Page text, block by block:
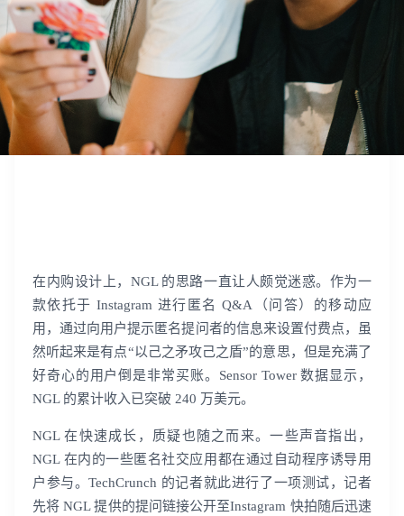
在内购设计上，NGL 的思路一直让人颇觉迷惑。作为一
款依托于 Instagram 进行匿名 Q&A（问答）的移动应
用，通过向用户提示匿名提问者的信息来设置付费点，虽
然听起来是有点“以己之矛攻己之盾”的意思，但是充满了
好奇心的用户倒是非常买账。Sensor Tower 数据显示，
NGL 的累计收入已突破 240 万美元。
NGL 在快速成长，质疑也随之而来。一些声音指出，
NGL 在内的一些匿名社交应用都在通过自动程序诱导用
户参与。TechCrunch 的记者就此进行了一项测试，记者
先将 NGL 提供的提问链接公开至Instagram 快拍随后迅速